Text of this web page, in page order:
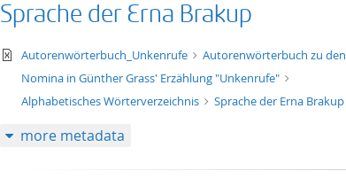
Sprache der Erna Brakup
text/xml
Autorenwörterbuch_Unkenrufe
Autorenwörterbuch zu den
Nomina in Günther Grass' Erzählung "Unkenrufe"
Alphabetisches Wörterverzeichnis
Sprache der Erna Brakup
more metadata